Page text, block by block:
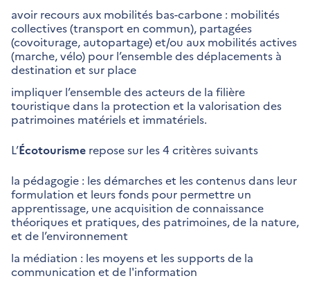
avoir recours aux mobilités bas-carbone : mobilités
collectives (transport en commun), partagées
(covoiturage, autopartage) et/ou aux mobilités actives
(marche, vélo) pour l’ensemble des déplacements à
destination et sur place
impliquer l’ensemble des acteurs de la filière
touristique dans la protection et la valorisation des
patrimoines matériels et immatériels.
L’Écotourisme repose sur les 4 critères suivants
la pédagogie : les démarches et les contenus dans leur
formulation et leurs fonds pour permettre un
apprentissage, une acquisition de connaissance
théoriques et pratiques, des patrimoines, de la nature,
et de l’environnement
la médiation : les moyens et les supports de la
communication et de l'information